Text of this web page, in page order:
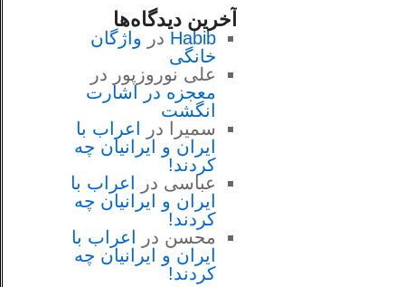
آخرین دیدگاه‌ها
Habib در واژگان
خانگی
علی نوروزپور در
معجزه در اشارت
انگشت
سمیرا
در
اعراب با
ايران و ايرانيان چه
كردند!
عباسی در
اعراب با
ايران و ايرانيان چه
كردند!
محسن در
اعراب با
ايران و ايرانيان چه
كردند!